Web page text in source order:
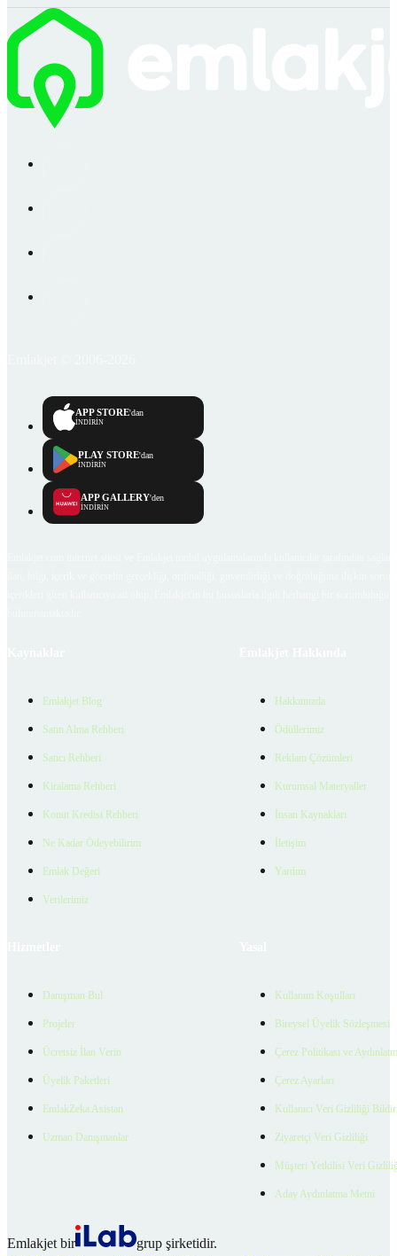
APP STORE'dan
İNDİRİN
PLAY STORE'dan
İNDİRİN
APP GALLERY'den
İNDİRİN
Emlakjet Blog
Satın Alma Rehberi
Satıcı Rehberi
Kiralama Rehberi
Konut Kredisi Rehberi
Ne Kadar Ödeyebilirim
Emlak Değeri
Verilerimiz
Hakkımızda
Ödüllerimiz
Reklam Çözümleri
Kurumsal Materyaller
İnsan Kaynakları
İletişim
Yardım
Danışman Bul
Projeler
Ücretsiz İlan Verin
Üyelik Paketleri
EmlakZeka Asistan
Uzman Danışmanlar
Kullanım Koşulları
Bireysel Üyelik Sözleşmesi
Çerez Politikası ve
Çerez Ayarları
Kullanıcı Veri Gizliliği
Ziyaretçi Veri Gizliliği
Müşteri Yetkilisi Veri
Aday Aydınlatma Metni
Emlakjet bir
grup şirketidir.